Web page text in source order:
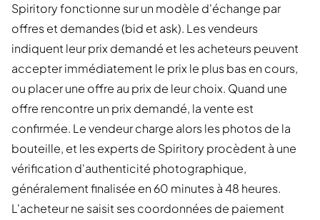
Spiritory fonctionne sur un modèle d'échange par
offres et demandes (bid et ask). Les vendeurs
indiquent leur prix demandé et les acheteurs peuvent
accepter immédiatement le prix le plus bas en cours,
ou placer une offre au prix de leur choix. Quand une
offre rencontre un prix demandé, la vente est
confirmée. Le vendeur charge alors les photos de la
bouteille, et les experts de Spiritory procèdent à une
vérification d'authenticité photographique,
généralement finalisée en 60 minutes à 48 heures.
L'acheteur ne saisit ses coordonnées de paiement